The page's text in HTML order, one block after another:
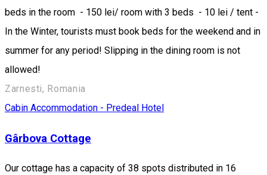
beds in the room - 150 lei/ room with 3 beds - 10 lei / tent -
In the Winter, tourists must book beds for the weekend and in
summer for any period! Slipping in the dining room is not
allowed!
Zarnesti, Romania
Cabin Accommodation - Predeal Hotel
Gârbova Cottage
Our cottage has a capacity of 38 spots distributed in 16